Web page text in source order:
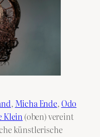
, Micha Ende,Odo
Klein (oben) vereint
künstlerische